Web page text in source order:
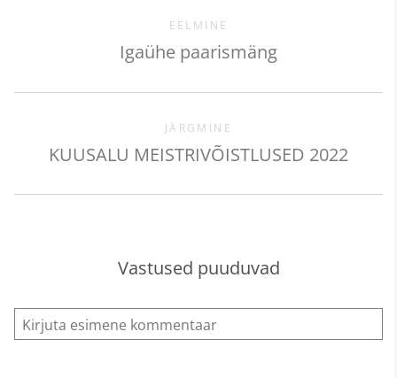
EELMINE
Igaühe paarismäng
JÄRGMINE
KUUSALU MEISTRIVÕISTLUSED 2022
Vastused puuduvad